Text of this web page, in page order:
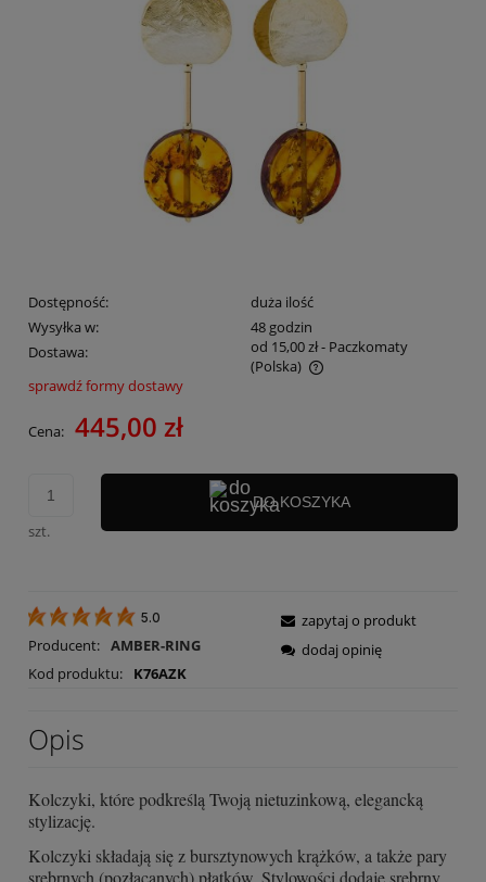
Dostępność:
duża ilość
Wysyłka w:
48 godzin
Dostawa:
od 15,00 zł- Paczkomaty
(Polska)
Cena nie zawiera ewentualnych kosztów płatności
sprawdź formy dostawy
Cena: 445,00 zł
szt.
DO KOSZYKA
5.0
Producent: AMBER-RING
Kod produktu:
K76AZK
zapytaj o produkt
dodaj opinię
Opis
Kolczyki, które podkreślą Twoją nietuzinkową, elegancką
stylizację.
Kolczyki składają się z bursztynowych krążków, a także pary
srebrnych (pozłacanych) płatków. Stylowości dodaje srebrny